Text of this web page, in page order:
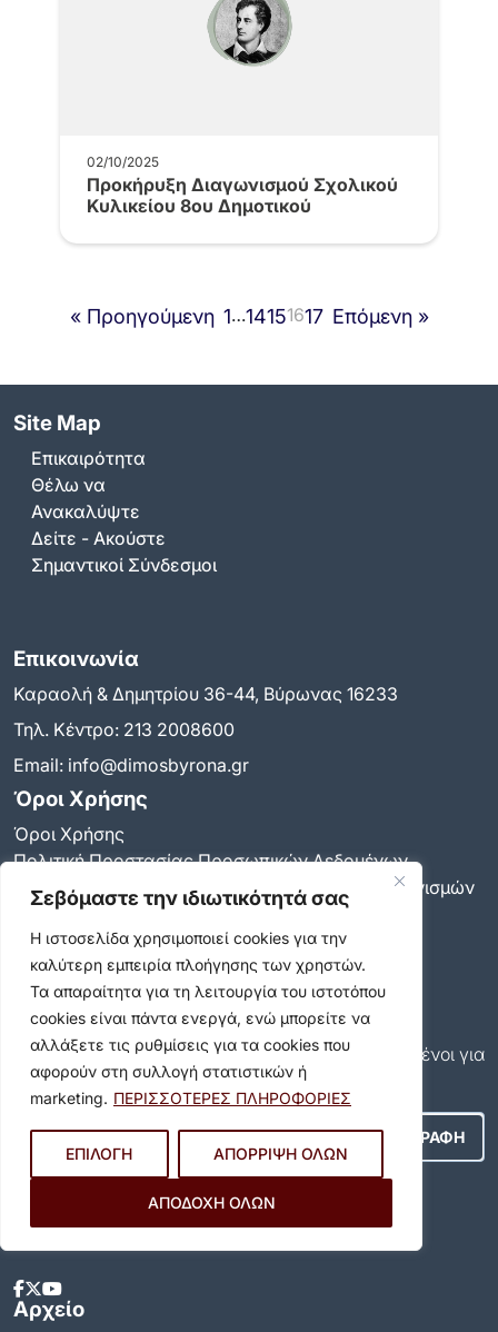
Σεβόμαστε την ιδιωτικότητά σας
Η ιστοσελίδα χρησιμοποιεί cookies για την
καλύτερη εμπειρία πλοήγησης των χρηστών.
Τα απαραίτητα για τη λειτουργία του ιστοτόπου
cookies είναι πάντα ενεργά, ενώ μπορείτε να
αλλάξετε τις ρυθμίσεις για τα cookies που
αφορούν στη συλλογή στατιστικών ή
marketing. ΠΕΡΙΣΣΟΤΕΡΕΣ ΠΛΗΡΟΦΟΡΙΕΣ
ΕΠΙΛΟΓΗ ΑΠΟΡΡΙΨΗ ΟΛΩΝ
ΑΠΟΔΟΧΗ ΟΛΩΝ
02/10/2025
Προκήρυξη Διαγωνισμού Σχολικού
Κυλικείου 8ου Δημοτικού
« Προηγούμενη 1…14151617 Επόμενη »
Site Map
Επικαιρότητα
Θέλω να
Ανακαλύψτε
Δείτε - Ακούστε
Σημαντικοί Σύνδεσμοι
Επικοινωνία
Καραολή & Δημητρίου 36-44, Βύρωνας 16233
Τηλ. Κέντρο: 213 2008600
Email: info@dimosbyrona.gr
Όροι Χρήσης
Όροι Χρήσης
Πολιτική Προστασίας Προσωπικών Δεδομένων
Πολιτική για τη χρήση των cookies και των μηχανισμών
παρακολούθησης
Δήλωση προσβασιμότητας
Ρυθμίσεις Ιδιωτικότητας
Newsletter
Εγγραφείτε και εσείς συνδρομητές στο δωρεάν
newsletter του Δήμου και μείνετε πάντα ενημερωμένοι για
όλα όσα συμβαίνουν στον δήμο μας!
Αποδέχομαι τους Όρους Χρήσης
Αρχείο